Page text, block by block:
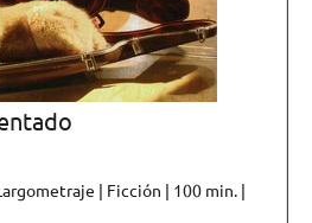
| Ficción | 100 min. |